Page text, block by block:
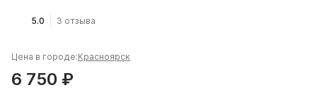
5.0 3 отзыва
Цена в городе:Красноярск
6 750 ₽